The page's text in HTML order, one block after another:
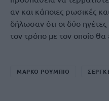
αν και κάποιες ρωσικές
δήλωσαν ότι οι δύο
τον τρόπο με τον οποίο θα
ΜΑΡΚΟ ΡΟΥΜΠΙΟ